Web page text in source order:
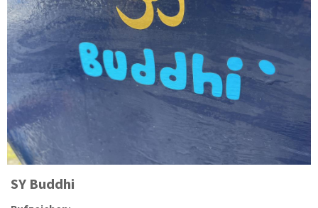
SY Buddhi